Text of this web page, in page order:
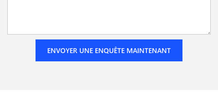
ENVOYER UNE ENQUÊTE MAINTENANT